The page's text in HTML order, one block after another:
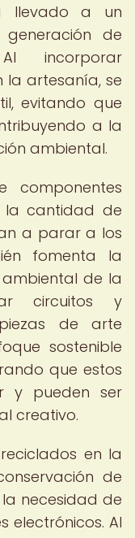
llevado a un
de
incorporar
la artesanía, se
evitando que
a la
ambiental.
componentes
la cantidad de
a parar a los
fomenta la
de la
circuitos y
de arte
sostenible
que estos
y pueden ser
creativo.
en la
de
necesidad de
electrónicos. Al